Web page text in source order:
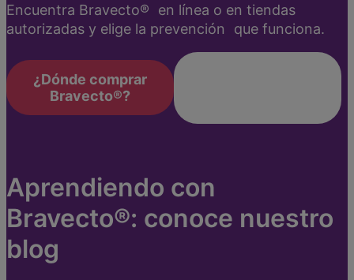
Encuentra Bravecto® en línea o en tiendas
autorizadas y elige la prevención que funciona.
¿Dónde comprar
Bravecto®?
Aprendiendo con
Bravecto®: conoce nuestro
blog